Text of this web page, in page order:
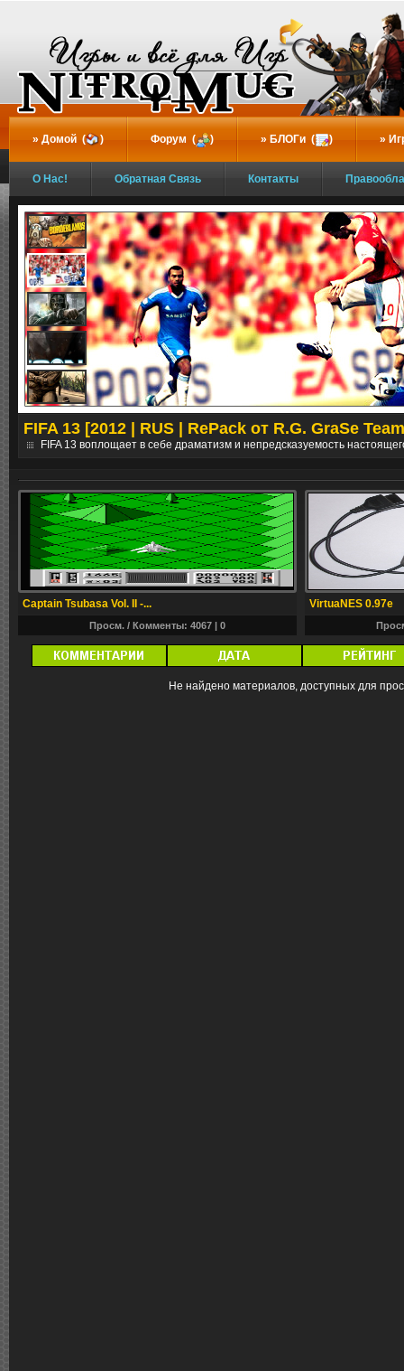
Домой ( ) Форум ( ) БЛОГи ( )
О Нас! Обратная Связь Контакты
FIFA 13 [2012 | RUS | RePack от R.G. GraSe
FIFA 13 воплощает в себе драматизм и непредсказуемость
Captain Tsubasa Vol. II -...
Просм. / Комменты: 4067 | 0
VirtuaNES 0.97e
Не найдено материалов, доступных для